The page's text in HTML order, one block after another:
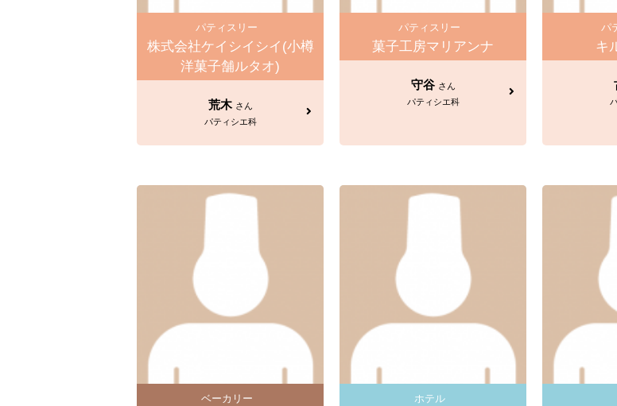
パティスリー
株式会社ケイシイシイ(小樽
洋菓子舗ルタオ)
荒木 さん
パティシエ科
パティスリー
菓子工房マリアンナ
守谷 さん
パティシエ科
パ
キ
ベーカリー ホテル